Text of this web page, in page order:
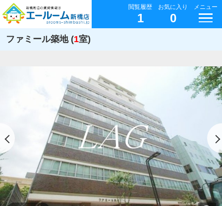
閲覧履歴
1
お気に入り
0
メニュー
ファミール築地 (1室)